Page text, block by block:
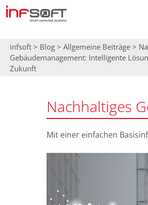
Zum
Inhalt
infsoft > Blog > Allgemeine Beiträge >
Gebäudemanagement: Intelligente
Zukunft
Nachhaltiges
Mit einer einfachen